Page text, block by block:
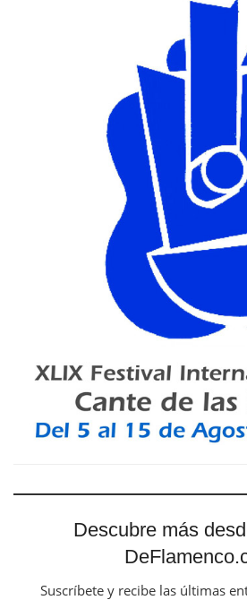
Descubre más
Suscríbete y recibe las últimas